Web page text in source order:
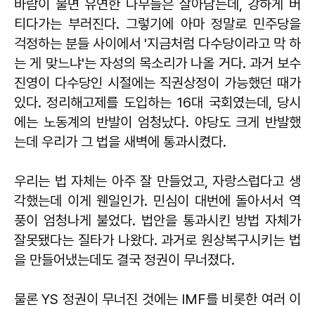
바람이 불면 유연한 나무들은 살아남는데, 강하게 버
티다가는 부러진다. 그렇기에 아마 정말로 민주당을
걱정하는 분들 사이에서 '지금처럼 다수당이라고 막 하
는 게 맞느냐'는 자성의 목소리가 나올 거다. 과거 보수
진영이 다수당인 시절에는 직권상정이 가능했던 때가
있다. 정리해고제를 도입하는 16대 국회였는데, 당시
에는 노동계의 반발이 엄청났다. 야당도 크게 반발했
는데 우리가 그 법을 새벽에 통과시켰다.
우리는 법 자체는 아주 잘 만들었고, 자랑스럽다고 생
각했는데 이게 웬일인가. 민심이 대번에 돌아서서 역
풍이 엄청나게 불었다. 법안을 통과시킨 방법 자체가
잘못됐다는 질타가 나왔다. 과거로 원상복구시키는 법
을 만들어냈는데도 결국 정권이 무너졌다.
물론 YS 정권이 무너진 것에는 IMF를 비롯한 여러 이